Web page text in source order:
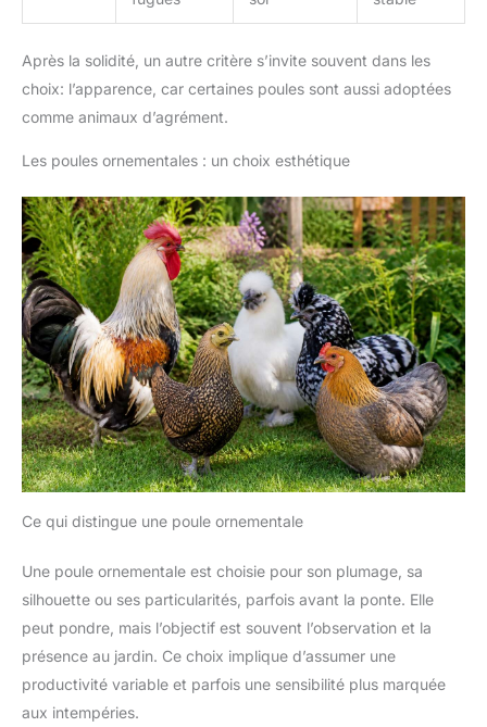
Après la solidité, un autre critère s’invite souvent dans les
choix: l’apparence, car certaines poules sont aussi adoptées
comme animaux d’agrément.
Les poules ornementales : un choix esthétique
Ce qui distingue une poule ornementale
Une poule ornementale est choisie pour son plumage, sa
silhouette ou ses particularités, parfois avant la ponte. Elle
peut pondre, mais l’objectif est souvent l’observation et la
présence au jardin. Ce choix implique d’assumer une
productivité variable et parfois une sensibilité plus marquée
aux intempéries.